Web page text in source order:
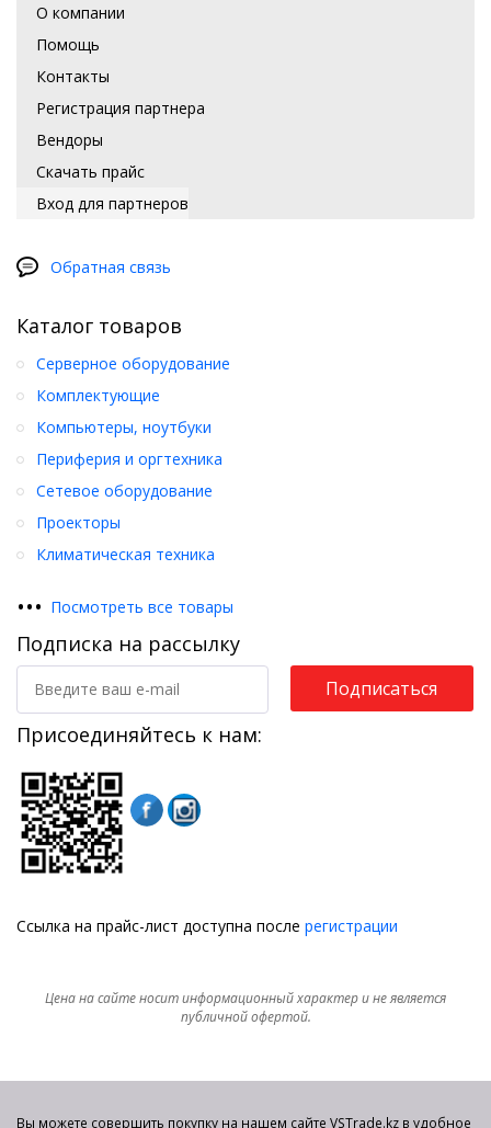
О компании
Помощь
Контакты
Регистрация партнера
Вендоры
Скачать прайс
Вход для партнеров
Обратная связь
Каталог товаров
Серверное оборудование
Комплектующие
Компьютеры, ноутбуки
Периферия и оргтехника
Сетевое оборудование
Проекторы
Климатическая техника
••• Посмотреть все товары
Подписка на рассылку
Подписаться
Присоединяйтесь к нам:
Ссылка на прайс-лист доступна после регистрации
Цена на сайте носит информационный характер и не является
публичной офертой.
Вы можете совершить покупку на нашем сайте VSTrade.kz в удобное